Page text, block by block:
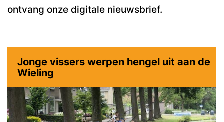
ontvang onze digitale nieuwsbrief.
Jonge vissers werpen hengel uit aan de
Wieling